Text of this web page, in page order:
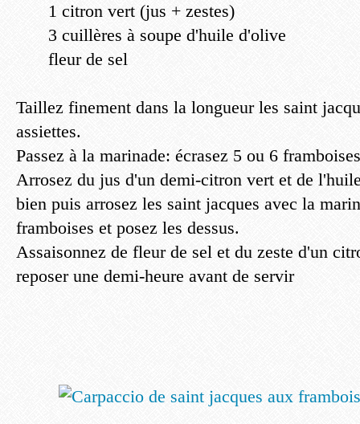
1 citron vert (jus + zestes)
3 cuillères à soupe d'huile d'olive
fleur de sel
Taillez finement dans la longueur les saint
assiettes.
Passez à la marinade: écrasez 5 ou 6
Arrosez du jus d'un demi-citron vert et de
bien puis arrosez les saint jacques avec la
framboises et posez les dessus.
Assaisonnez de fleur de sel et du zeste d'un
reposer une demi-heure avant de servir